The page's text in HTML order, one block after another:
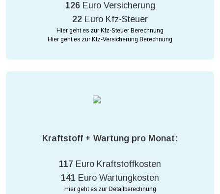
126 Euro Versicherung
22 Euro Kfz-Steuer
Hier geht es zur Kfz-Steuer Berechnung
Hier geht es zur Kfz-Versicherung Berechnung
Kraftstoff + Wartung pro Monat:
117 Euro Kraftstoffkosten
141 Euro Wartungkosten
Hier geht es zur Detailberechnung